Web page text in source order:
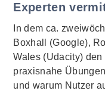
Experten
In dem ca.
Boxhall (Google),
Wales (Udacity)
praxisnahe
und warum Nutzer